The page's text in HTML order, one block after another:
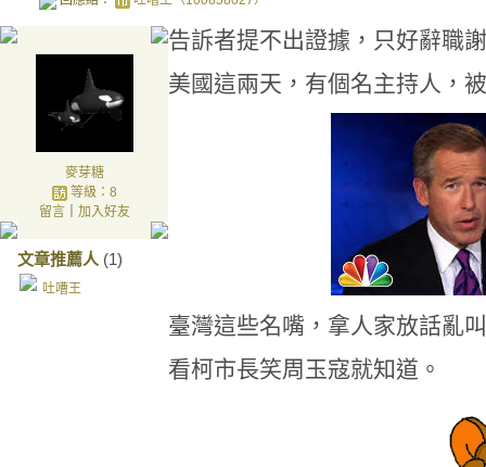
麥芽糖
等級：8
留言｜ 加入好友
文章推薦人 (1)
吐嘈王
告訴者提不出證據，只好辭職
美國這兩天，有個名主持人，
臺灣這些名嘴，拿人家放話亂
看柯市長笑周玉寇就知道。